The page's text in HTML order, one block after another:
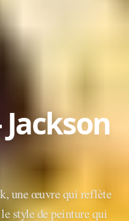
une œuvre qui reflète
style de peinture qui